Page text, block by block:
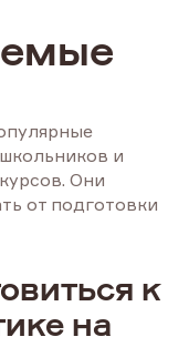
и
Они
от подготовки
к
на